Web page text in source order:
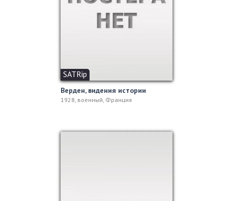
SATRip
Верден, видения истории
1928, военный, Франция